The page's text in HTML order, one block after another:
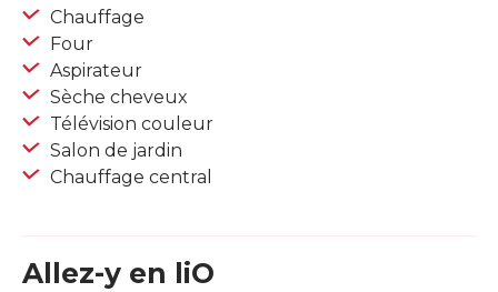
Chauffage
Four
Aspirateur
Sèche cheveux
Télévision couleur
Salon de jardin
Chauffage central
Allez-y en liO